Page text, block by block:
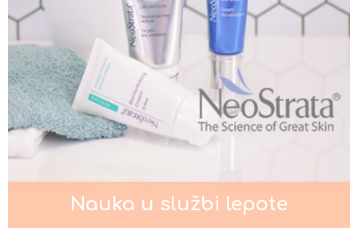
podmlađivanje lica?
Pigmentacije na licu
Nauka u službi lepote